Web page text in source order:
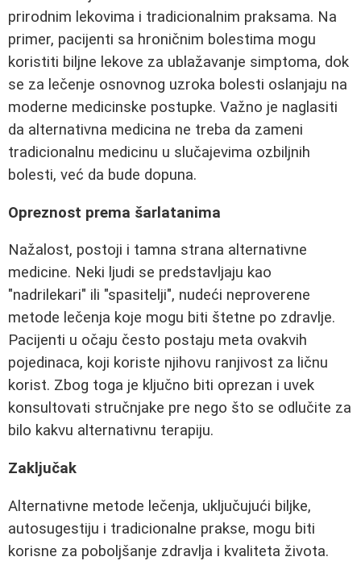
prirodnim lekovima i tradicionalnim praksama. Na
primer, pacijenti sa hroničnim bolestima mogu
koristiti biljne lekove za ublažavanje simptoma, dok
se za lečenje osnovnog uzroka bolesti oslanjaju na
moderne medicinske postupke. Važno je naglasiti
da alternativna medicina ne treba da zameni
tradicionalnu medicinu u slučajevima ozbiljnih
bolesti, već da bude dopuna.
Opreznost prema šarlatanima
Nažalost, postoji i tamna strana alternativne
medicine. Neki ljudi se predstavljaju kao
"nadrilekari" ili "spasitelji", nudeći neproverene
metode lečenja koje mogu biti štetne po zdravlje.
Pacijenti u očaju često postaju meta ovakvih
pojedinaca, koji koriste njihovu ranjivost za ličnu
korist. Zbog toga je ključno biti oprezan i uvek
konsultovati stručnjake pre nego što se odlučite za
bilo kakvu alternativnu terapiju.
Zaključak
Alternativne metode lečenja, uključujući biljke,
autosugestiju i tradicionalne prakse, mogu biti
korisne za poboljšanje zdravlja i kvaliteta života.